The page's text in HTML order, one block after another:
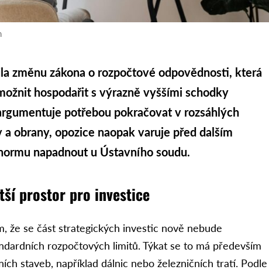
změnu zákona o rozpočtové odpovědnosti, která
hospodařit s výrazně vyššími schodky
potřebou pokračovat v rozsáhlých
obrany, opozice naopak varuje před dalším
napadnout u Ústavního soudu.
prostor pro investice
že se část strategických investic nově nebude
rozpočtových limitů. Týkat se to má především
staveb, například dálnic nebo železničních tratí. Podle